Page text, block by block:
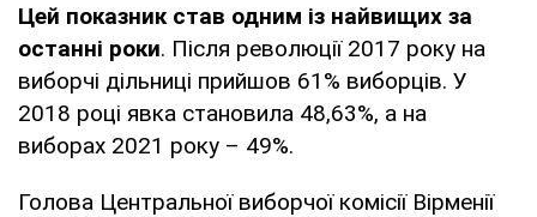
Цей показник став одним із найвищих за
останні роки. Після революції 2017 року на
виборчі дільниці прийшов 61% виборців. У
2018 році явка становила 48,63%, а на
виборах 2021 року – 49%.
Голова Центральної виборчої комісії Вірменії